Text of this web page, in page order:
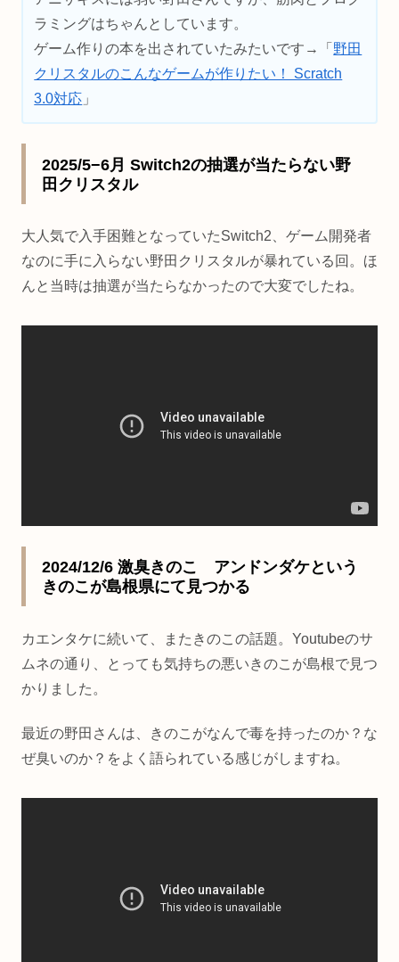
ラミングはちゃんとしています。
ゲーム作りの本を出されていたみたいです→「 野田
クリスタルのこんなゲームが作りたい！ Scratch
3.0対応 」
2025/5−6月 Switch2の抽選が当たらない野
田クリスタル
大人気で入手困難となっていたSwitch2、ゲーム開発者
なのに手に入らない野田クリスタルが暴れている回。ほ
んと当時は抽選が当たらなかったので大変でしたね。
2024/12/6 激臭きのこ アンドンダケという
きのこが島根県にて見つかる
カエンタケに続いて、またきのこの話題。Youtubeのサ
ムネの通り、とっても気持ちの悪いきのこが島根で見つ
かりました。
最近の野田さんは、きのこがなんで毒を持ったのか？な
ぜ臭いのか？をよく語られている感じがしますね。